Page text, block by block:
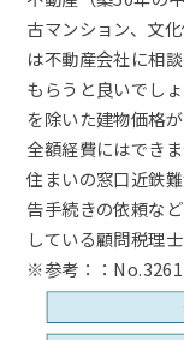
初めての売却読本
売却の種類と違い
売却の諸費用
売却の流れ
囲い込みとは？
売却の金額と期間
仲介と買取の違い
売却諸費用＆税金は
売却後の確定申告は
古マンション、文
は不動産会社に相
もらうと良いでし
を除いた建物価格
全額経費にはでき
住まいの窓口近鉄
告手続きの依頼な
している顧問税理
※参考：：